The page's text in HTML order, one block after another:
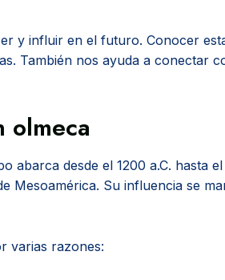
y influir en el futuro. Conocer
También nos ayuda a conectar
olmeca
abarca desde el 1200 a.C. hasta
Mesoamérica. Su influencia se
varias razones: